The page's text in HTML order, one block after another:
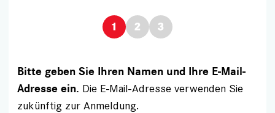
Bitte geben Sie Ihren Namen und Ihre E-Mail-
Adresse ein. Die E-Mail-Adresse verwenden Sie
zukünftig zur Anmeldung.